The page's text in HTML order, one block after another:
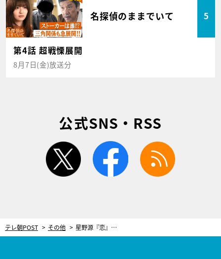
名探偵のままでいて 5
第4話 超戦慄展開
8月7日(金)放送分
公式SNS・RSS
twitter facebook
テレ朝POST その他 星野源『恋』でピアノアレンジ対決！中学2年生の作曲の天才がプロに挑む